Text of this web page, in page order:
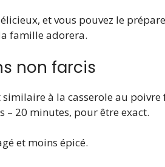
et vous pouvez le
famille adorera.
non farcis
à la casserole au
20 minutes, pour être exact.
et moins épicé.